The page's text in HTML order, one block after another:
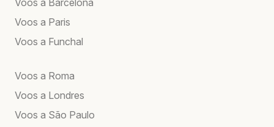
Voos a Paris
Voos a Funchal
Voos a Roma
Voos a Londres
Voos a São Paulo